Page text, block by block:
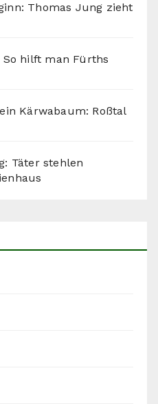
Thomas Jung zieht
hilft man Fürths
Kärwabaum: Roßtal
Täter stehlen